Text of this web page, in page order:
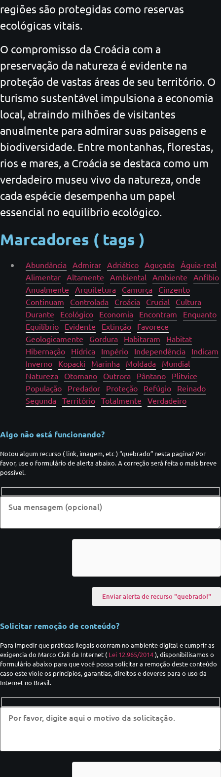
regiões são protegidas como reservas
ecológicas vitais.
O compromisso da Croácia com a
preservação da natureza é evidente na
proteção de vastas áreas de seu território. O
turismo sustentável impulsiona a economia
local, atraindo milhões de visitantes
anualmente para admirar suas paisagens e
biodiversidade. Entre montanhas, florestas,
rios e mares, a Croácia se destaca como um
verdadeiro museu vivo da natureza, onde
cada espécie desempenha um papel
essencial no equilíbrio ecológico.
Marcadores ( tags )
Abundância Admirar Adriático Aguçada
Águia-real
Alimentar
Altamente Ambiental Ambiente
Anfíbio
Anualmente
Arquitetura Camurça
Cinzento
Continuam
Controlada Croácia Crucial
Cultura
Durante
Ecológico Economia Encontram
Enquanto
Equilíbrio
Evidente Extinção
Favorece
Geologicamente
Gordura Habitaram
Habitat
Hibernação
Hídrica Império Independência
Indicam
Inverno
Kopacki Marinha Moldada
Mundial
Natureza
Otomano Outrora Pântano
Plitvice
População
Predador Proteção Refúgio
Reinado
Segunda Território Totalmente Verdadeiro
Algo não está funcionando?
Notou algum recurso ( link, imagem, etc ) “quebrado” nesta pagina? Por
favor, use o formulário de alerta abaixo. A correção será feita o mais breve
possível.
Solicitar remoção de conteúdo?
Para impedir que práticas ilegais ocorram no ambiente digital e cumprir as
exigencia do Marco Civil da Internet ( Lei 12.965/2014), disponibilisamos o
formulário abaixo para que você possa solicitar a remoção deste conteúdo
caso este viole os princípios, garantias, direitos e deveres para o uso da
Internet no Brasil.